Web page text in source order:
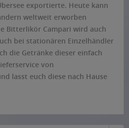
exportierte. Heute kann
weltweit erworben
Bitterlikör Campari wird auch
bei stationären Einzelhändler
die Getränke dieser einfach
von
lasst euch diese nach Hause